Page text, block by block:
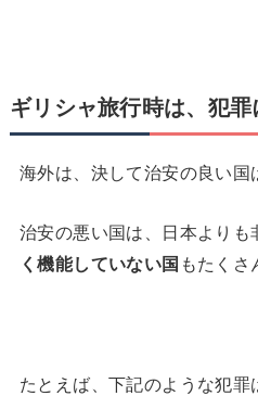
ギリシャ旅行時は、犯罪
海外は、決して治安の良い国
治安の悪い国は、日本よりも
く機能していない国 もたくさ
たとえば、下記のような犯